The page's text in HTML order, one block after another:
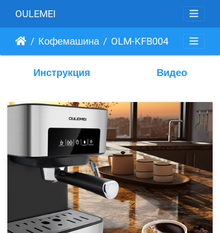
OULEMEI
Кофемашина OLM-KFB004
Инструкция Видео